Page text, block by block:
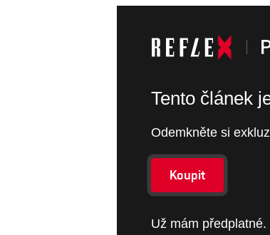
Tento článek
Odemkněte si
Koupit
Už mám předplatné.